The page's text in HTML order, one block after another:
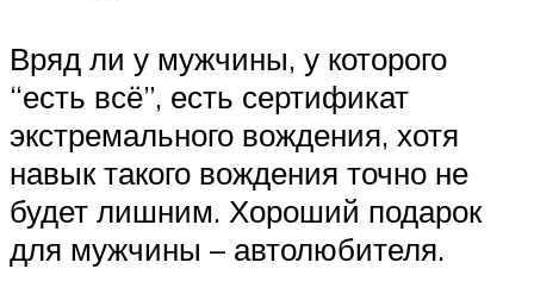
Вряд ли у мужчины, у которого
“есть всё”, есть сертификат
экстремального вождения, хотя
навык такого вождения точно не
будет лишним. Хороший подарок
для мужчины – автолюбителя.